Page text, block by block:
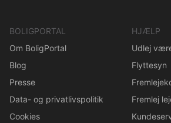
BOLIGPORTAL
Om BoligPortal
Blog
Presse
Data- og privatlivspolitik
Cookies
HJÆLP
Udlej
Flyttesyn
Fremlej